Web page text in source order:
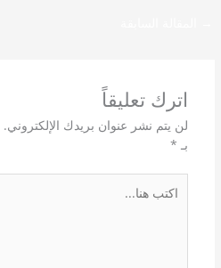
اترك تعليقاً
لن يتم نشر عنوان بريدك الإلكتروني.
بـ *
هنا...